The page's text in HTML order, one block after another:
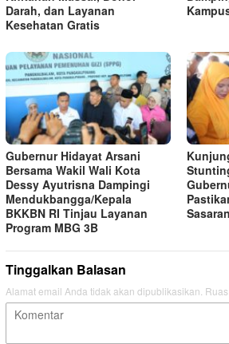
Darah, dan Layanan
Kesehatan Gratis
Gubernur Hidayat Arsani
Bersama Wakil Wali Kota
Dessy Ayutrisna Dampingi
Mendukbangga/Kepala
BKKBN RI Tinjau Layanan
Program MBG 3B
Sasaran
Tinggalkan Balasan
Alamat email Anda tidak akan dipublikasikan.